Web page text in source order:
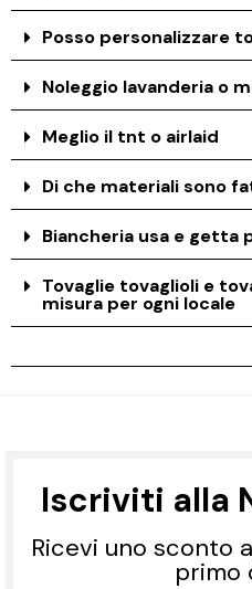
Posso personalizzare
Noleggio lavanderia o
Meglio il tnt o airlaid
Di che materiali sono
Biancheria usa e getta
Tovaglie tovaglioli e
misura per ogni locale
Iscriviti alla
Ricevi uno sconto
primo